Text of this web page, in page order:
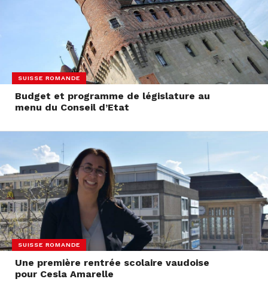
SUISSE ROMANDE
Budget et programme de législature au
menu du Conseil d’Etat
SUISSE ROMANDE
Une première rentrée scolaire vaudoise
pour Cesla Amarelle